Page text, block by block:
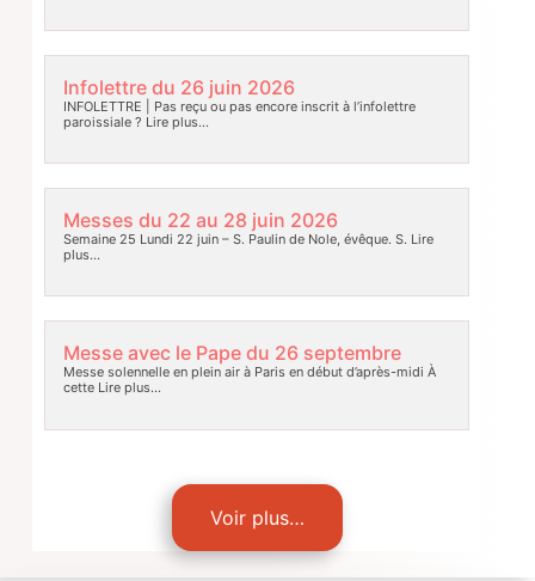
Infolettre du 26 juin 2026
INFOLETTRE | Pas reçu ou pas encore inscrit à l’infolettre
paroissiale ? Lire plus…
Messes du 22 au 28 juin 2026
Semaine 25 Lundi 22 juin – S. Paulin de Nole, évêque. S. Lire
plus…
Messe avec le Pape du 26 septembre
Messe solennelle en plein air à Paris en début d’après-midi À
cetteLire plus…
Voir plus…